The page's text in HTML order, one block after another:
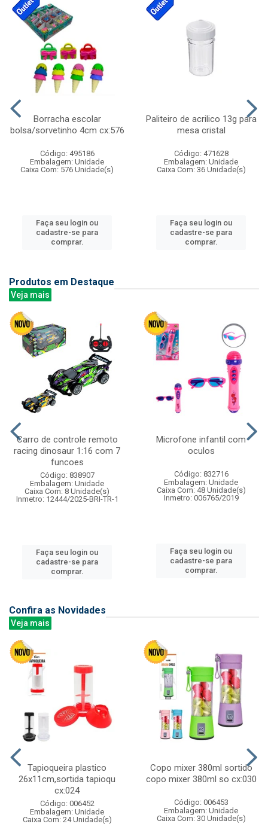
Borracha escolar
bolsa/sorvetinho 4cm cx:576
Código: 495186
Embalagem: Unidade
Caixa Com: 576 Unidade(s)
Faça seu login ou
cadastre-se para
comprar.
Paliteiro de acrilico 13g para
mesa cristal
Código: 471628
Embalagem: Unidade
Caixa Com: 36 Unidade(s)
Faça seu login ou
cadastre-se para
comprar.
Produtos em Destaque
Veja mais
Carro de controle remoto
racing dinosaur 1:16 com 7
funcoes
Código: 838907
Embalagem: Unidade
Caixa Com: 8 Unidade(s)
Inmetro: 12444/2025-BRI-TR-1
Faça seu login ou
cadastre-se para
comprar.
Microfone infantil com
oculos
Código: 832716
Embalagem: Unidade
Caixa Com: 48 Unidade(s)
Inmetro: 006765/2019
Faça seu login ou
cadastre-se para
comprar.
Confira as Novidades
Veja mais
Tapioqueira plastico
26x11cm,sortida tapioqu
cx:024
Código: 006452
Embalagem: Unidade
Caixa Com: 24 Unidade(s)
Copo mixer 380ml sortido
copo mixer 380ml so cx:030
Código: 006453
Embalagem: Unidade
Caixa Com: 30 Unidade(s)